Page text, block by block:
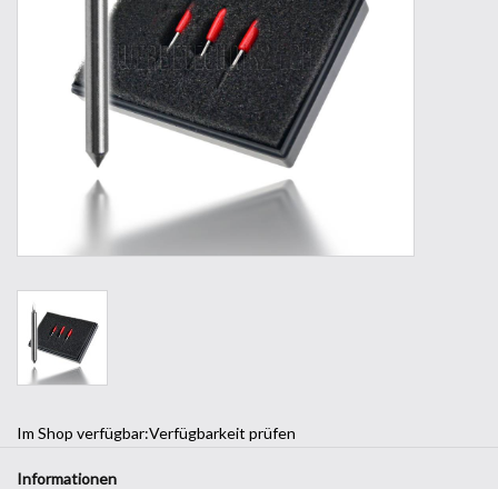
Im Shop verfügbar:Verfügbarkeit prüfen
Informationen